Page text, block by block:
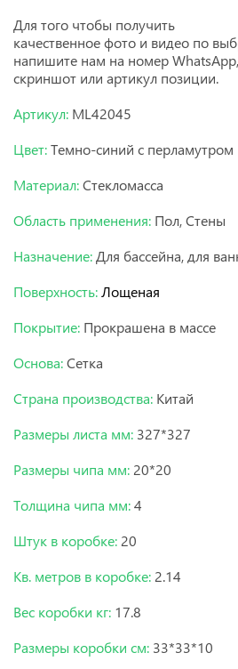
Для того чтобы получить
качественноефото и видео по
напишите нам на номер
скриншот или артикул позиции.
Артикул: ML42045
Цвет:Темно-синий с перламутром
Материал:Стекломасса
Область применения: Пол, Стены
Назначение:Для бассейна, для
Поверхность:Лощеная
Покрытие: Прокрашена в массе
Основа:Сетка
Страна производства: Китай
Размеры листа мм: 327*327
Размеры чипа мм: 20*20
Толщина чипа мм:4
Штук в коробке: 20
Кв. метров в коробке: 2.14
Вес коробки кг: 17.8
Размеры коробки см: 33*33*10